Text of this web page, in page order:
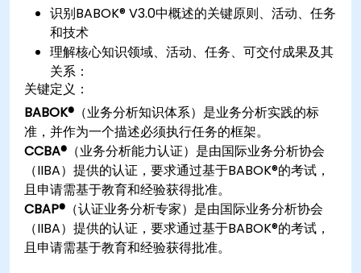
识别BABOK® V3.0中概述的关键原则、活动、任务
和技术
理解核心知识领域、活动、任务、可交付成果及其
关系：
关键定义：
BABOK® （业务分析知识体系）是业务分析实践的标
准，并作为一个描述必须执行任务的框架。
CCBA® （业务分析能力认证）是由国际业务分析协会
（IIBA）提供的认证，要求通过基于BABOK®的考试，
且申请需基于教育和经验获得批准。
CBAP® （认证业务分析专家）是由国际业务分析协会
（IIBA）提供的认证，要求通过基于BABOK®的考试，
且申请需基于教育和经验获得批准。